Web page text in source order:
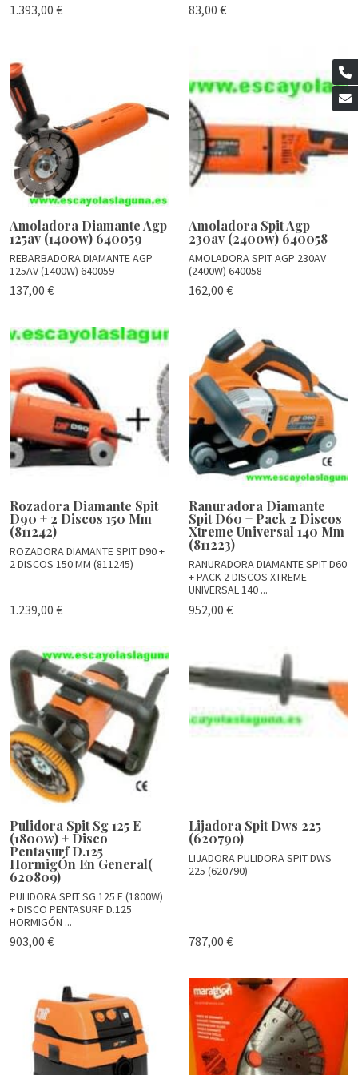
1.393,00 € 83,00 €
Amoladora Diamante Agp
125av (1400w) 640059
REBARBADORA DIAMANTE AGP
125AV (1400W) 640059
137,00 €
Amoladora Spit Agp
230av (2400w) 640058
AMOLADORA SPIT AGP 230AV
(2400W) 640058
162,00 €
Rozadora Diamante Spit
D90 + 2 Discos 150 Mm
(811242)
ROZADORA DIAMANTE SPIT D90 +
2 DISCOS 150 MM (811245)
1.239,00 €
Ranuradora Diamante
Spit D60 + Pack 2 Discos
Xtreme Universal 140 Mm
(811223)
RANURADORA DIAMANTE SPIT D60
+ PACK 2 DISCOS XTREME
UNIVERSAL 140 ...
952,00 €
Pulidora Spit Sg 125 E
(1800w) + Disco
Pentasurf D.125
HormigÓn En General(
620809)
PULIDORA SPIT SG 125 E (1800W)
+ DISCO PENTASURF D.125
HORMIGÓN ...
903,00 €
Lijadora Spit Dws 225
(620790)
LIJADORA PULIDORA SPIT DWS
225 (620790)
787,00 €